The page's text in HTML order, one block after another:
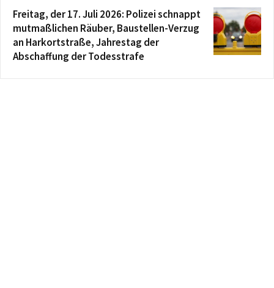
Freitag, der 17. Juli 2026: Polizei schnappt
mutmaßlichen Räuber, Baustellen-Verzug
an Harkortstraße, Jahrestag der
Abschaffung der Todesstrafe